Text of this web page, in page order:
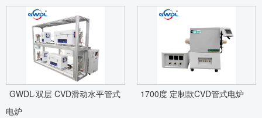
GWDL-双层 CVD滑动水平管式
电炉
1700度 定制款CVD管式电炉